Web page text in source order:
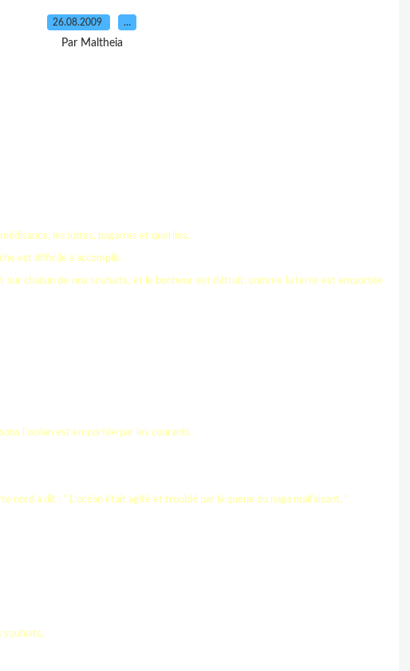
26.08.2009 …
Par Maltheia
les luttes, bagarres et querlles.
est difficile à accomplir.
sur chacun de nos souhaits, et le bonheur est détruit, comme la terre est emportée
l'océan est emportée par les courants.
nord a dit : " L'océan était agité et troublé par la queue du naga malfaisant. "
souhaits.